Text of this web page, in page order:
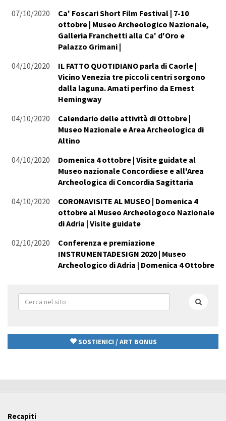
07/10/2020
Ca' Foscari Short Film Festival | 7-10
ottobre | Museo Archeologico Nazionale,
Galleria Franchetti alla Ca' d'Oro e
Palazzo Grimani |
04/10/2020
IL FATTO QUOTIDIANO parla di Caorle |
Vicino Venezia tre piccoli centri sorgono
dalla laguna. Amati perfino da Ernest
Hemingway
04/10/2020
Calendario delle attività di Ottobre |
Museo Nazionale e Area Archeologica di
Altino
04/10/2020
Domenica 4 ottobre | Visite guidate al
Museo nazionale Concordiese e all'Area
Archeologica di Concordia Sagittaria
04/10/2020
CORONAVISITE AL MUSEO | Domenica 4
ottobre al Museo Archeologoco Nazionale
di Adria | Visite guidate
02/10/2020
Conferenza e premiazione
INSTRUMENTADESIGN 2020 | Museo
Archeologico di Adria | Domenica 4 Ottobre
Form
di
SOSTIENICI / ART BONUS
Recapiti